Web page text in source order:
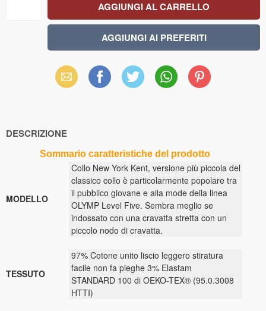
Email Facebook X WhatsAppPinterest
DESCRIZIONE
Sommario caratteristiche del prodotto
MODELLO
Collo New York Kent, versione più piccola del
classico collo è particolarmente popolare tra
il pubblico giovane e alla mode della linea
OLYMP Level Five. Sembra meglio se
indossato con una cravatta stretta con un
piccolo nodo di cravatta.
TESSUTO
97% Cotone unito liscio leggero stiratura
facile non fa pieghe 3% Elastam
STANDARD 100 di OEKO-TEX® (95.0.3008
HTTI)